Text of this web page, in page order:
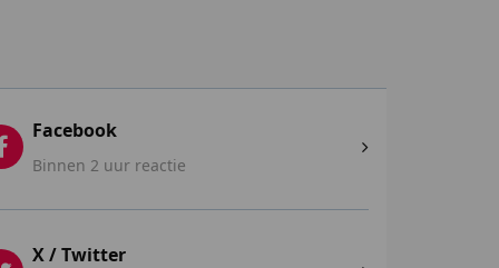
Facebook
Binnen 2 uur reactie
X / Twitter